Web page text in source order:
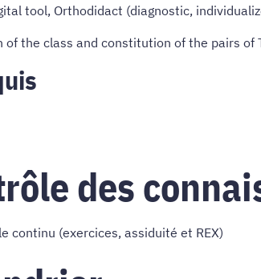
tool, Orthodidact (diagnostic,
of the class and constitution of the pairs of
des
continu (exercices, assiduité et REX)